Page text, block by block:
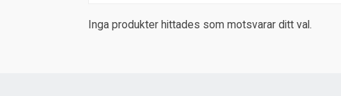
Inga produkter hittades som motsvarar ditt val.